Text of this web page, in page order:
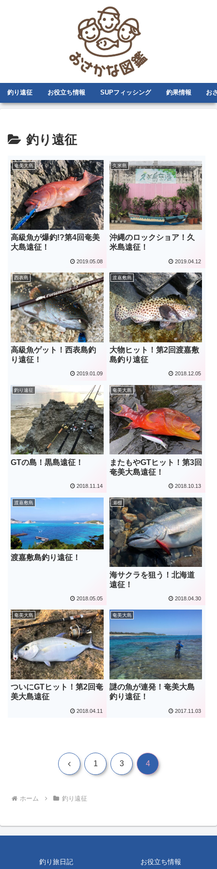
釣り遠征 お役立ち情報 SUPフィッシング 釣果情報 お
釣り遠征
奄美大島
高級魚が爆釣!?第4回奄美
大島遠征！
2019.05.08
久米島
沖縄のロックショア！久
米島遠征！
2019.04.12
西表島
高級魚ゲット！西表島釣
り遠征！
2019.01.09
渡嘉敷島
大物ヒット！第2回渡嘉敷
島釣り遠征
2018.12.05
釣り遠征
GTの島！黒島遠征！
2018.11.14
奄美大島
またもやGTヒット！第3回
奄美大島遠征！
2018.10.13
渡嘉敷島
渡嘉敷島釣り遠征！
2018.05.05
瀬棚
海サクラを狙う！北海道
遠征！
2018.04.30
奄美大島
ついにGTヒット！第2回奄
美大島遠征
2018.04.11
奄美大島
謎の魚が連発！奄美大島
釣り遠征！
2017.11.03
前 1 3 4
ホーム 釣り遠征
釣り旅日記 お役立ち情報